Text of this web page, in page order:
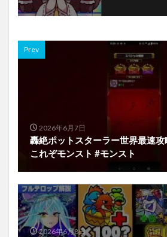
Prev
2026年6月7日
轟絶ポットスターラー世界最速
これぞモンスト #モンスト
2026年6月8日